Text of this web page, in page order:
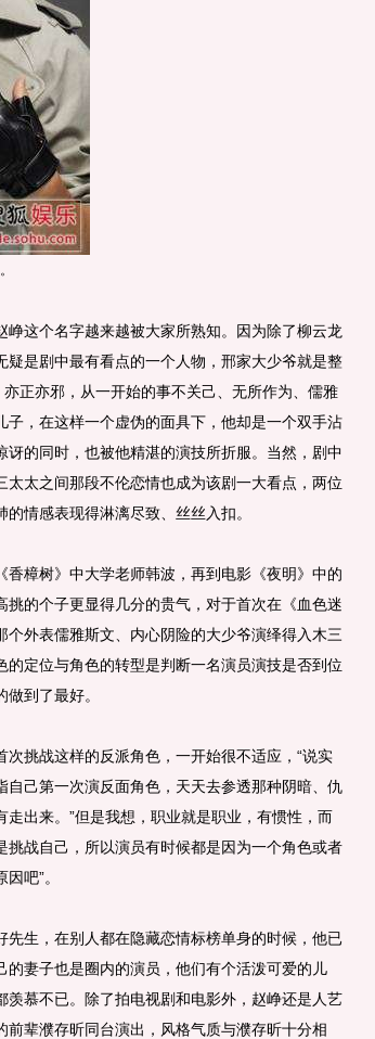
这个名字越来越被大家所熟知。因为除了柳云龙
疑是剧中最有看点的一个人物，邢家大少爷就是整
正亦邪，从一开始的事不关己、无所作为、儒雅
子，在这样一个虚伪的面具下，他却是一个双手沾
的同时，也被他精湛的演技所折服。当然，剧中
太太之间那段不伦恋情也成为该剧一大看点，两位
情感表现得淋漓尽致、丝丝入扣。
樟树》中大学老师韩波，再到电影《夜明》中的
的个子更显得几分的贵气，对于首次在《血色迷
外表儒雅斯文、内心阴险的大少爷演绎得入木三
定位与角色的转型是判断一名演员演技是否到位
到了最好。
挑战这样的反派角色，一开始很不适应，“说实
己第一次演反面角色，天天去参透那种阴暗、仇
出来。”但是我想，职业就是职业，有惯性，而
挑战自己，所以演员有时候都是因为一个角色或者
吧”。
生，在别人都在隐藏恋情标榜单身的时候，他已
的妻子也是圈内的演员，他们有个活泼可爱的儿
羡慕不已。除了拍电视剧和电影外，赵峥还是人艺
辈濮存昕同台演出，风格气质与濮存昕十分相